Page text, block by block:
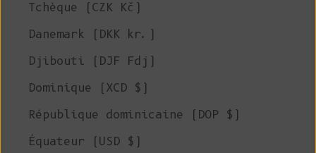
Tchèque (CZK Kč)
Danemark (DKK kr.)
Djibouti (DJF Fdj)
Dominique (XCD $)
République dominicaine (DOP $)
Équateur (USD $)